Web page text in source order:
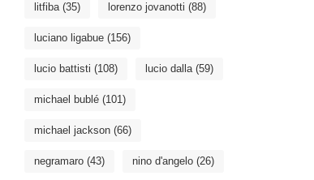
litfiba(35) lorenzo jovanotti (88)
luciano ligabue (156)
lucio battisti (108) lucio dalla(59)
michael bublé (101)
michael jackson (66)
negramaro (43) nino d'angelo (26)